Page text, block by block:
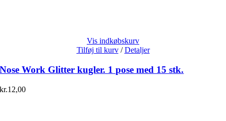
Vis indkøbskurv
Tilføj til kurv / Detaljer
Nose Work Glitter kugler. 1 pose med 15 stk.
kr.12,00